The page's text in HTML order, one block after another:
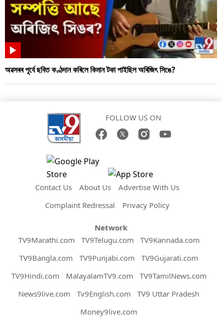
অৱসৰৰ পূৰ্বে ছবিত কণ্ঠদান কৰিলে কিমান টকা পাইছিল অৰিজিৎ সিঙে?
FOLLOW US ON
Contact Us About Us
Advertise With Us
Complaint Redressal
Privacy Policy
Network
TV9Marathi.com
TV9Telugu.com
TV9Kannada.com
TV9Bangla.com
TV9Punjabi.com
TV9Gujarati.com
TV9Hindi.com
MalayalamTV9.com
TV9TamilNews.com
News9live.com
Tv9English.com
TV9 Uttar Pradesh
Money9live.com